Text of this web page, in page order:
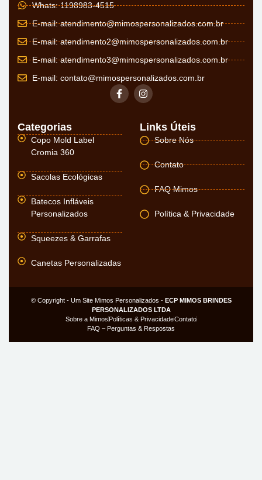
Whats: 1198983-4515
E-mail:atendimento@mimospersonalizados.com.br
E-mail:atendimento2@mimospersonalizados.com.br
E-mail:atendimento3@mimospersonalizados.com.br
E-mail: contato@mimospersonalizados.com.br
Categorias
Copo Mold Label
Cromia 360
Sacolas Ecológicas
Batecos Infláveis
Personalizados
Squeezes & Garrafas
Canetas Personalizadas
Links Úteis
Sobre Nós
Contato
FAQ Mimos
Política & Privacidade
© Copyright - Um Site Mimos Personalizados - ECP MIMOS BRINDES
PERSONALIZADOS LTDA
Sobre a Mimos Políticas & PrivacidadeContato
FAQ – Perguntas & Respostas